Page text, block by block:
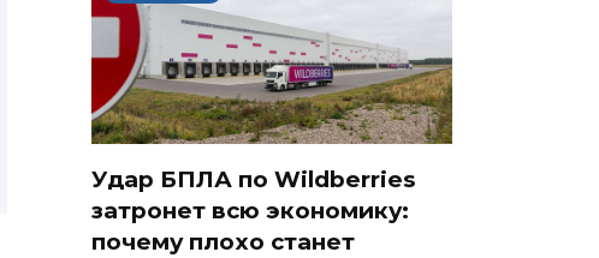
Удар БПЛА по Wildberries
затронет всю экономику:
почему плохо станет